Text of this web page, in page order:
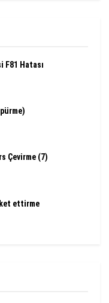
F81 Hatası
Çevirme (7)
ettirme